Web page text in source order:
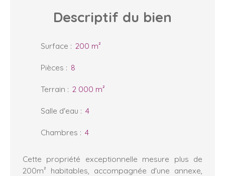
Descriptif du bien
Surface : 200 m²
Pièces : 8
Terrain : 2 000 m²
Salle d'eau : 4
Chambres : 4
Cette propriété exceptionnelle mesure plus de
200m² habitables, accompagnée d'une annexe,